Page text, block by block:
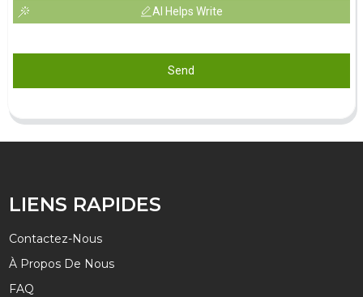
AI Helps Write
Send
LIENS RAPIDES
Contactez-Nous
À Propos De Nous
FAQ